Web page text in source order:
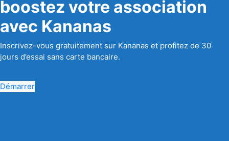
boostez votre association
avec Kananas
Inscrivez-vous gratuitement sur Kananas et profitez de 30
jours d’essai sans carte bancaire.
Démarrer